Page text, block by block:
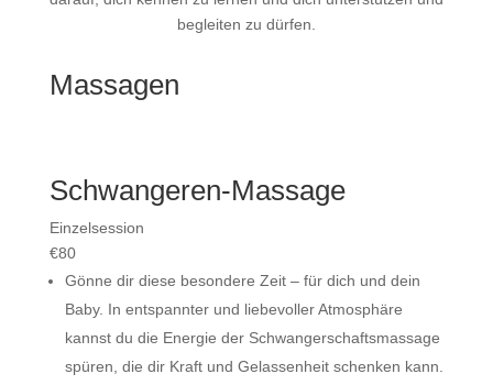
begleiten zu dürfen.
Massagen
Schwangeren-Massage
Einzelsession
€80
Gönne dir diese besondere Zeit – für dich und dein
Baby. In entspannter und liebevoller Atmosphäre
kannst du die Energie der Schwangerschaftsmassage
spüren, die dir Kraft und Gelassenheit schenken kann.